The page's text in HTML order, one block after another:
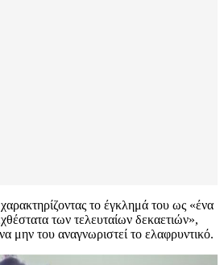
το έγκλημά του ως «ένα
των τελευταίων δεκαετιών»,
μην του αναγνωριστεί το ελαφρυντικό.